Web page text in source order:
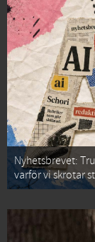
Nyhetsbrevet:
varför vi skrotar